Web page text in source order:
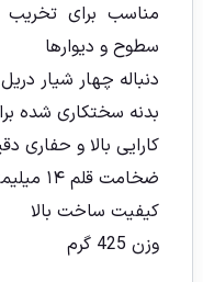
مناسب برای تخریب
سطوح و دیوارها
دنباله چهار شیار
بدنه سختکاری شده
کارایی بالا و حفاری
ضخامت قلم ۱۴ میلیمتر
کیفیت ساخت بالا
وزن 425 گرم